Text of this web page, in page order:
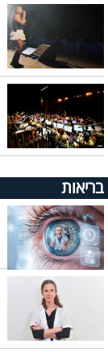
בריאות